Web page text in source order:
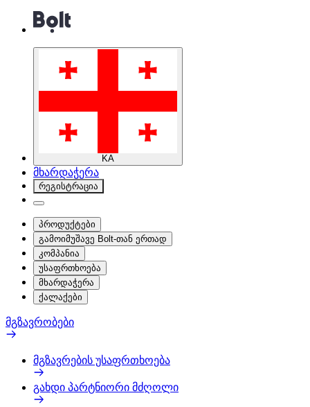
KA
მხარდაჭერა
რეგისტრაცია
პროდუქტები
გამოიმუშავე Bolt-თან ერთად
კომპანია
უსაფრთხოება
მხარდაჭერა
ქალაქები
მგზავრობები
მგზავრების უსაფრთხოება
გახდი პარტნიორი მძღოლი